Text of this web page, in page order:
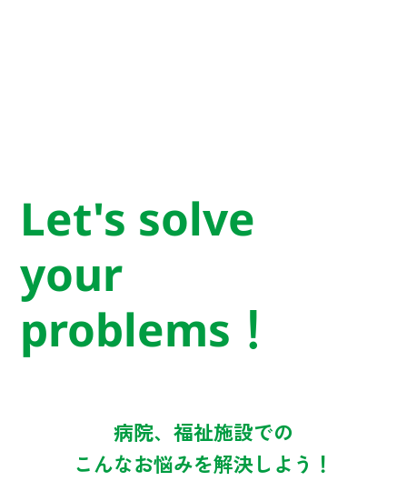
Let's solve
your
problems！
病院、福祉施設での
こんなお悩みを解決しよう！